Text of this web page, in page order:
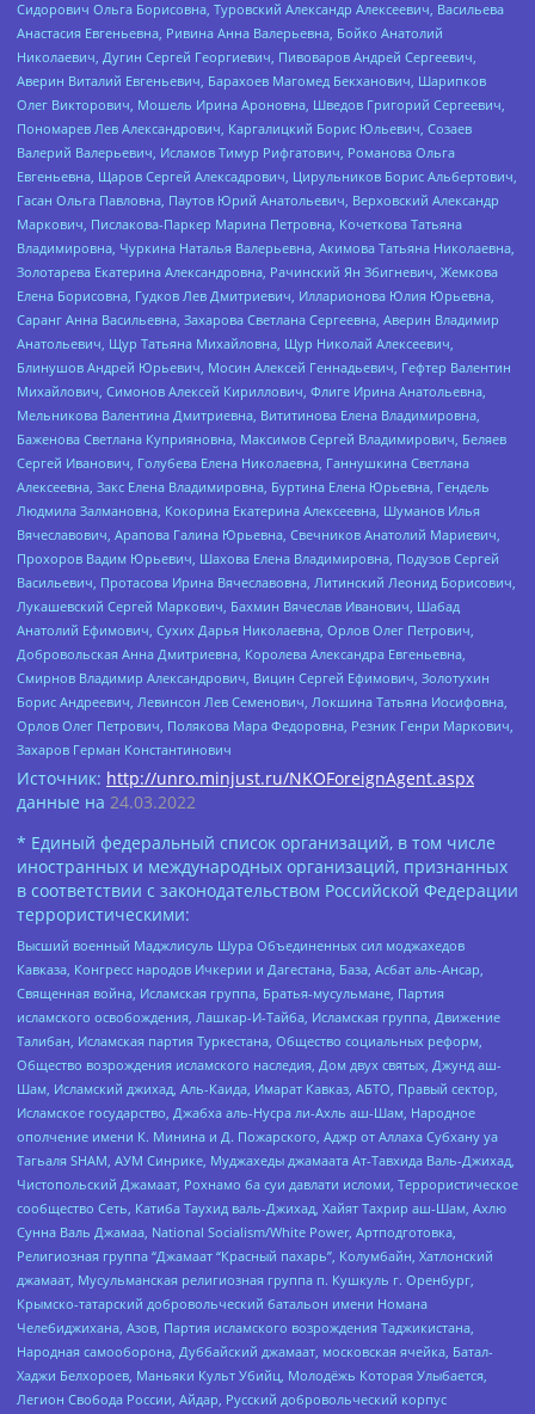
Сидорович Ольга Борисовна, Туровский Александр Алексеевич, Васильева
Анастасия Евгеньевна, Ривина Анна Валерьевна, Бойко Анатолий
Николаевич, Дугин Сергей Георгиевич, Пивоваров Андрей Сергеевич,
Аверин Виталий Евгеньевич, Барахоев Магомед Бекханович, Шарипков
Олег Викторович, Мошель Ирина Ароновна, Шведов Григорий Сергеевич,
Пономарев Лев Александрович, Каргалицкий Борис Юльевич, Созаев
Валерий Валерьевич, Исламов Тимур Рифгатович, Романова Ольга
Евгеньевна, Щаров Сергей Алексадрович, Цирульников Борис Альбертович,
Гасан Ольга Павловна, Паутов Юрий Анатольевич, Верховский Александр
Маркович, Пислакова-Паркер Марина Петровна, Кочеткова Татьяна
Владимировна, Чуркина Наталья Валерьевна, Акимова Татьяна Николаевна,
Золотарева Екатерина Александровна, Рачинский Ян Збигневич, Жемкова
Елена Борисовна, Гудков Лев Дмитриевич, Илларионова Юлия Юрьевна,
Саранг Анна Васильевна, Захарова Светлана Сергеевна, Аверин Владимир
Анатольевич, Щур Татьяна Михайловна, Щур Николай Алексеевич,
Блинушов Андрей Юрьевич, Мосин Алексей Геннадьевич, Гефтер Валентин
Михайлович, Симонов Алексей Кириллович, Флиге Ирина Анатольевна,
Мельникова Валентина Дмитриевна, Вититинова Елена Владимировна,
Баженова Светлана Куприяновна, Максимов Сергей Владимирович, Беляев
Сергей Иванович, Голубева Елена Николаевна, Ганнушкина Светлана
Алексеевна, Закс Елена Владимировна, Буртина Елена Юрьевна, Гендель
Людмила Залмановна, Кокорина Екатерина Алексеевна, Шуманов Илья
Вячеславович, Арапова Галина Юрьевна, Свечников Анатолий Мариевич,
Прохоров Вадим Юрьевич, Шахова Елена Владимировна, Подузов Сергей
Васильевич, Протасова Ирина Вячеславовна, Литинский Леонид Борисович,
Лукашевский Сергей Маркович, Бахмин Вячеслав Иванович, Шабад
Анатолий Ефимович, Сухих Дарья Николаевна, Орлов Олег Петрович,
Добровольская Анна Дмитриевна, Королева Александра Евгеньевна,
Смирнов Владимир Александрович, Вицин Сергей Ефимович, Золотухин
Борис Андреевич, Левинсон Лев Семенович, Локшина Татьяна Иосифовна,
Орлов Олег Петрович, Полякова Мара Федоровна, Резник Генри Маркович,
Захаров Герман Константинович
Источник: http://unro.minjust.ru/NKOForeignAgent.aspx
данные на 24.03.2022
* Единый федеральный список организаций, в том числе
иностранных и международных организаций, признанных
в соответствии с законодательством Российской Федерации
террористическими:
Высший военный Маджлисуль Шура Объединенных сил моджахедов
Кавказа, Конгресс народов Ичкерии и Дагестана, База, Асбат аль-Ансар,
Священная война, Исламская группа, Братья-мусульмане, Партия
исламского освобождения, Лашкар-И-Тайба, Исламская группа, Движение
Талибан, Исламская партия Туркестана, Общество социальных реформ,
Общество возрождения исламского наследия, Дом двух святых, Джунд аш-
Шам, Исламский джихад, Аль-Каида, Имарат Кавказ, АБТО, Правый сектор,
Исламское государство, Джабха аль-Нусра ли-Ахль аш-Шам, Народное
ополчение имени К. Минина и Д. Пожарского, Аджр от Аллаха Субхану уа
Тагьаля SHAM, АУМ Синрике, Муджахеды джамаата Ат-Тавхида Валь-Джихад,
Чистопольский Джамаат, Рохнамо ба суи давлати исломи, Террористическое
сообщество Сеть, Катиба Таухид валь-Джихад, Хайят Тахрир аш-Шам, Ахлю
Сунна Валь Джамаа, National Socialism/White Power, Артподготовка,
Религиозная группа “Джамаат “Красный пахарь”, Колумбайн, Хатлонский
джамаат, Мусульманская религиозная группа п. Кушкуль г. Оренбург,
Крымско-татарский добровольческий батальон имени Номана
Челебиджихана, Азов, Партия исламского возрождения Таджикистана,
Народная самооборона, Дуббайский джамаат, московская ячейка, Батал-
Хаджи Белхороев, Маньяки Культ Убийц, Молодёжь Которая Улыбается,
Легион Свобода России, Айдар, Русский добровольческий корпус